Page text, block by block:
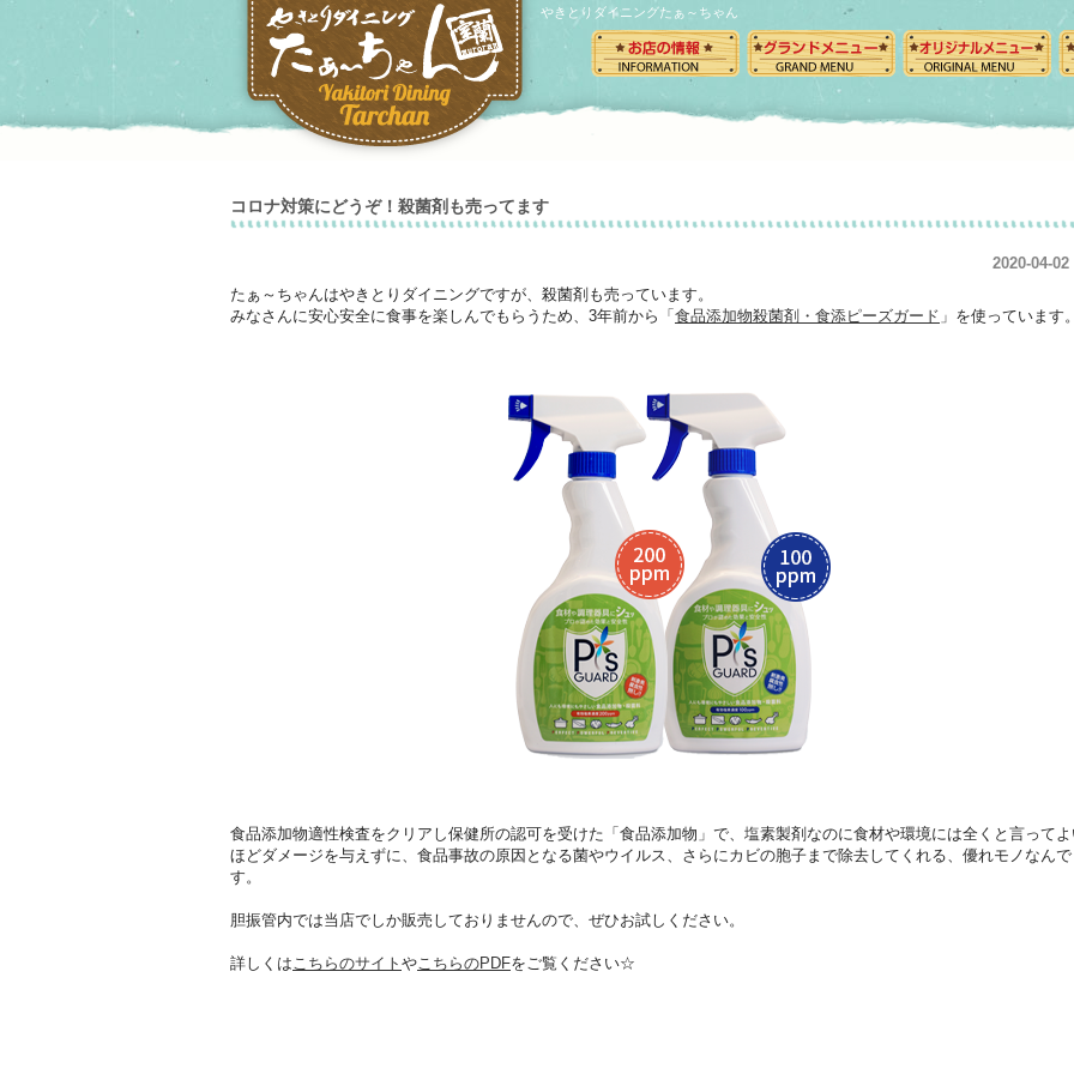
やきとりダイニングたぁ～ちゃん
コロナ対策にどうぞ！殺菌剤も売ってます
2020-04-02
たぁ～ちゃんはやきとりダイニングですが、殺菌剤も売っています。
みなさんに安心安全に食事を楽しんでもらうため、3年前から「 食品添加物殺菌剤・食添ピーズガード 」を使っています
食品添加物適性検査をクリアし保健所の認可を受けた「食品添加物」で、塩素製剤なのに食材や環境には全くと言って
ほどダメージを与えずに、食品事故の原因となる菌やウイルス、さらにカビの胞子まで除去してくれる、優れモノなんで
す。
胆振管内では当店でしか販売しておりませんので、ぜひお試しください。
詳しくはこちらのサイト やこちらのPDFをご覧ください☆